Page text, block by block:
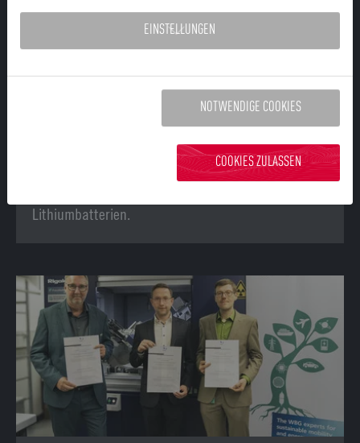
EU Innovation Valley
sichere Aluminium-Ionen-Batterie
Lithiumbatterien.
EINSTELLUNGEN
NOTWENDIGE COOKIES
COOKIES ZULASSEN